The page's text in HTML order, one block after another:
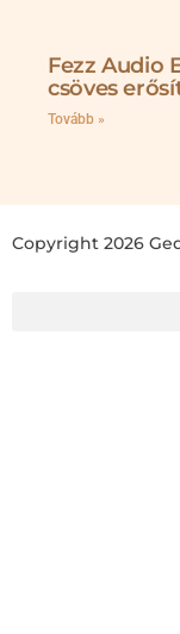
Fezz Audio
csöves
Tovább »
Copyright 2026